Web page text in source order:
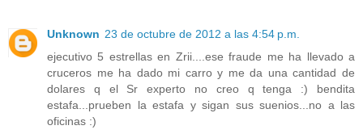
Unknown 23 de octubre de 2012 a las 4:54 p.m.
ejecutivo 5 estrellas en Zrii....ese fraude me ha llevado a
cruceros me ha dado mi carro y me da una cantidad de
dolares q el Sr experto no creo q tenga :) bendita
estafa...prueben la estafa y sigan sus suenios...no a las
oficinas :)